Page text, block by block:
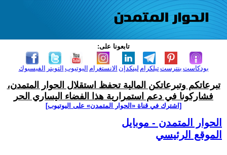
تابعونا على:
الفيسبوك التويتر اليوتيوب الانستغرام لينكدإن تيلكرامبنترست بودكاست
تبرعاتكم وتبرعاتكن المالية تحفظ استقلال الحوار المتمدن،
فشاركونا في دعم استمرارية هذا الفضاء اليساري الحر
[اشترك في قناة ‫«الحوار المتمدن» على اليوتيوب]
الحوار المتمدن - موبايل
الموقع الرئيسي